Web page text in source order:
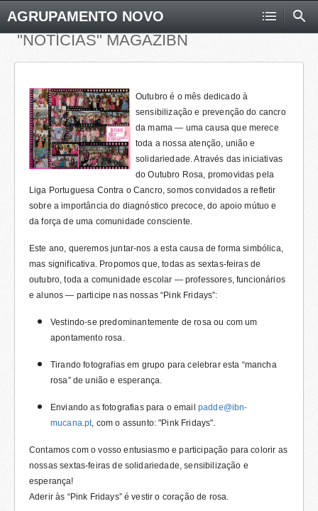
AGRUPAMENTO NOVO
"NOTÍCIAS" MAGAZIBN
Outubro é o mês dedicado à
sensibilização e prevenção do cancro
da mama — uma causa que merece
toda a nossa atenção, união e
solidariedade. Através das iniciativas
do Outubro Rosa, promovidas pela
Liga Portuguesa Contra o Cancro, somos convidados a refletir
sobre a importância do diagnóstico precoce, do apoio mútuo e
da força de uma comunidade consciente.
Este ano, queremos juntar-nos a esta causa de forma simbólica,
mas significativa. Propomos que, todas as sextas-feiras de
outubro, toda a comunidade escolar — professores, funcionários
e alunos — participe nas nossas “Pink Fridays”:
Vestindo-se predominantemente de rosa ou com um
apontamento rosa.
Tirando fotografias em grupo para celebrar esta “mancha
rosa” de união e esperança.
Enviando as fotografias para o email padde@ibn-
mucana.pt, com o assunto: "Pink Fridays".
Contamos com o vosso entusiasmo e participação para colorir as
nossas sextas-feiras de solidariedade, sensibilização e
esperança!
Aderir às “Pink Fridays” é vestir o coração de rosa.